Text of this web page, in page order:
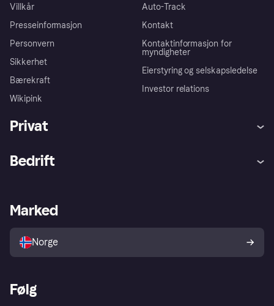
Villkår
Presseinformasjon
Personvern
Sikkerhet
Bærekraft
Wikipink
Auto-Track
Kontakt
Kontaktinformasjon for
myndigheter
Eierstyring og selskapsledelse
Investor relations
Privat
Utforsk butikker
Bedrift
Merchant portal
Marked
Norge
Følg